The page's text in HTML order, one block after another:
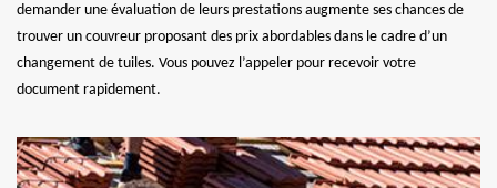
demander une évaluation de leurs prestations augmente ses chances de
trouver un couvreur proposant des prix abordables dans le cadre d’un
changement de tuiles. Vous pouvez l’appeler pour recevoir votre
document rapidement.